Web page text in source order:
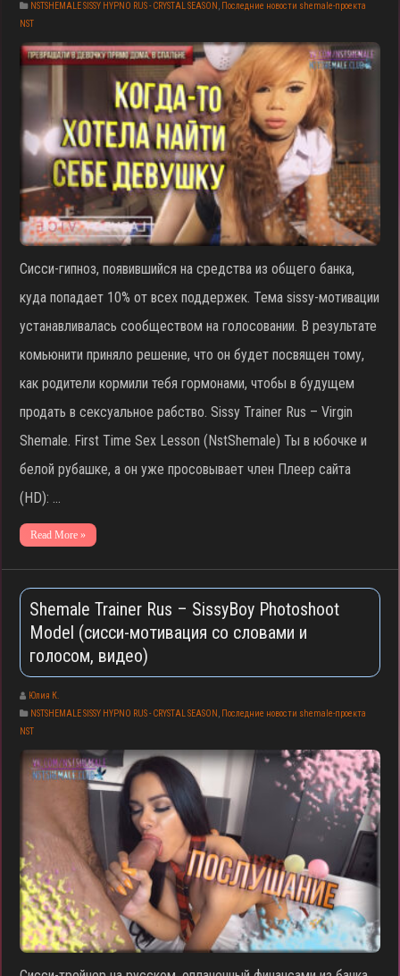
NSTSHEMALE SISSY HYPNO RUS - CRYSTAL SEASON , Последние новости shemale-проекта
NST
Сисси-гипноз, появившийся на средства из общего банка,
куда попадает 10% от всех поддержек. Тема sissy-мотивации
устанавливалась сообществом на голосовании. В результате
комьюнити приняло решение, что он будет посвящен тому,
как родители кормили тебя гормонами, чтобы в будущем
продать в сексуальное рабство. Sissy Trainer Rus – Virgin
Shemale. First Time Sex Lesson (NstShemale) Ты в юбочке и
белой рубашке, а он уже просовывает член Плеер сайта
(HD): …
Read More »
Shemale Trainer Rus – SissyBoy Photoshoot
Model (сисси-мотивация со словами и
голосом, видео)
Юлия К.
NSTSHEMALE SISSY HYPNO RUS - CRYSTAL SEASON
Последние новости shemale-проекта
NST